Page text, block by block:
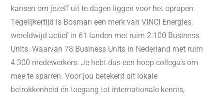
kansen om jezelf uit te dagen liggen voor het oprapen.
Tegelijkertijd is Bosman een merk van VINCI Energies,
wereldwijd actief in 61 landen met ruim 2.100 Business
Units. Waarvan 78 Business Units in Nederland met ruim
4.300 medewerkers. Je hebt dus een hoop collega’s om
mee te sparren. Voor jou betekent dit lokale
betrokkenheid én toegang tot internationale kennis,